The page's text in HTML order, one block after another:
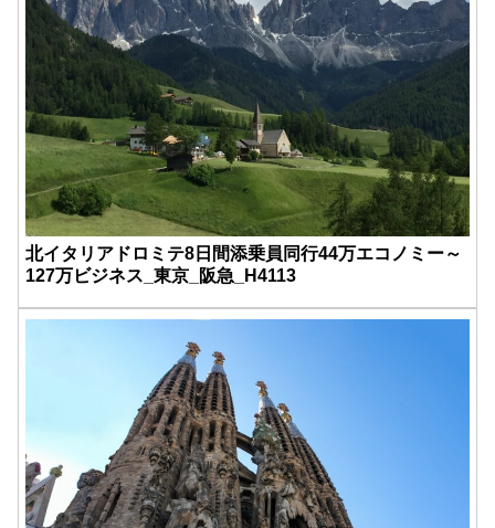
北イタリアドロミテ8日間添乗員同行44万エコノミー～
127万ビジネス_東京_阪急_H4113